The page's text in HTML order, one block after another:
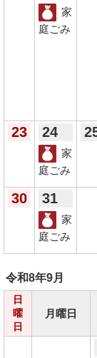
家
庭ごみ
23 24
家
庭ごみ
30 31
家
庭ごみ
令和8年9月
日
曜
日
月曜日